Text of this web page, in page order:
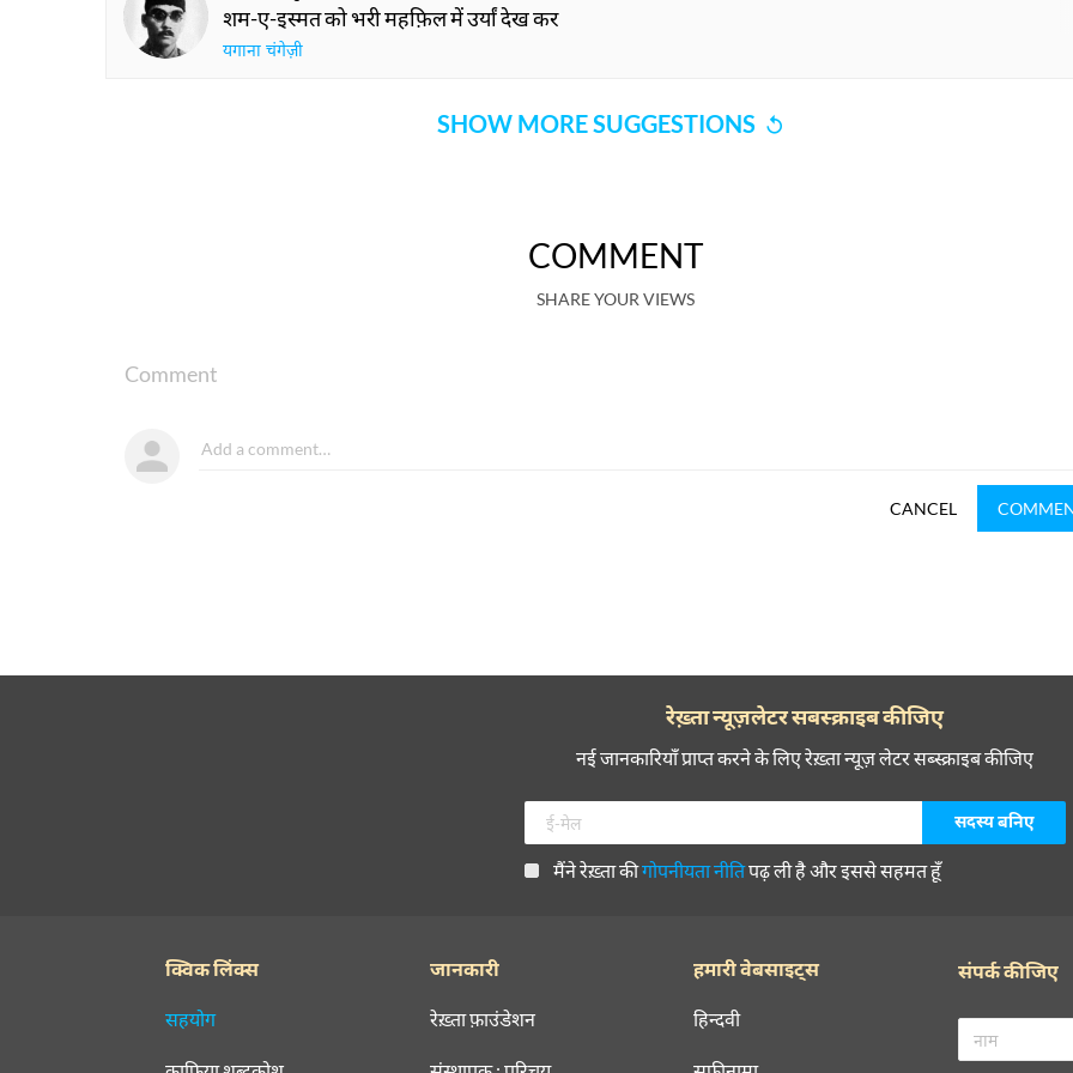
शम-ए-इस्मत को भरी महफ़िल में उर्यां देख कर
यगाना चंगेज़ी
SHOW MORE SUGGESTIONS
COMMENT
SHARE YOUR VIEWS
Comment
CANCEL
रेख़्ता न्यूज़लेटर सबस्क्राइब कीजिए
नई जानकारियाँ प्राप्त करने के लिए रेख़्ता न्यूज़ लेटर सब्स्क्राइब कीजिए
मैंने रेख़्ता कीगोपनीयता नीतिपढ़ ली है और इससे सहमत हूँ
क्विक लिंक्स
सहयोग
जानकारी
रेख़्ता फ़ाउंडेशन
हमारी वेबसाइट्स
हिन्दवी
संपर्क कीजिए